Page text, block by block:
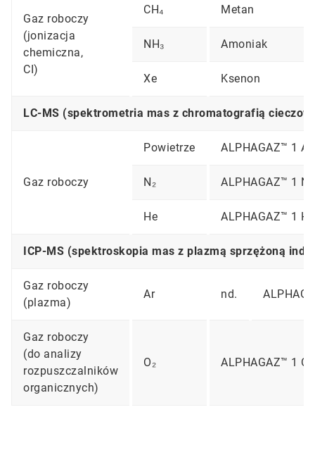
Gaz roboczy
(jonizacja
chemiczna,
CI)
CH₄ Metan
NH₃ Amoniak
Xe Ksenon
LC-MS (spektrometria mas z chromatografią
Gaz roboczy
Powietrze ALPHAGAZ™ 1 Air
N₂ ALPHAGAZ™ 1 N2
He ALPHAGAZ™ 1 He
ICP-MS (spektroskopia mas z plazmą sprzężoną
Gaz roboczy
(plazma)
Ar nd.
Gaz roboczy
(do analizy
rozpuszczalników
organicznych)
O₂ ALPHAGAZ™ 1 O2